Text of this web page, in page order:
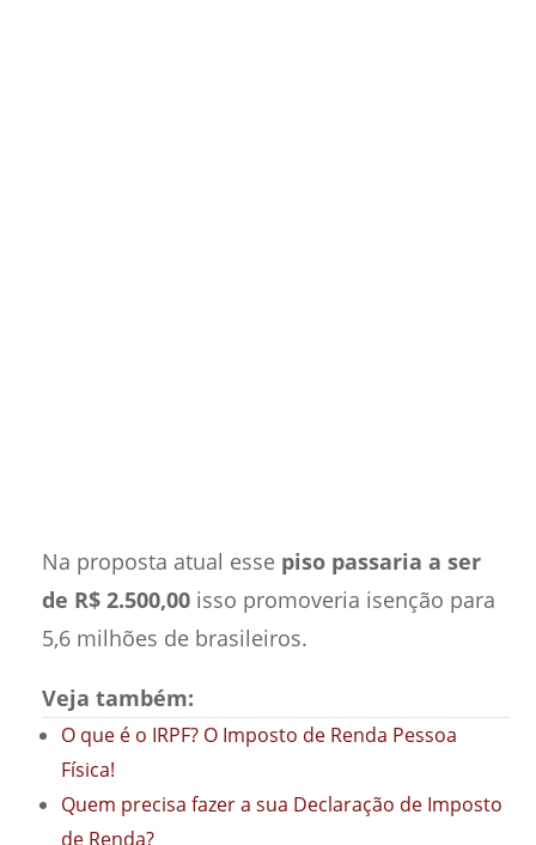
Na proposta atual esse piso passaria a ser
de R$ 2.500,00isso promoveria isenção para
5,6 milhões de brasileiros.
Veja também:
O que é o IRPF? O Imposto de Renda Pessoa
Física!
Quem precisa fazer a sua Declaração de Imposto
de Renda?